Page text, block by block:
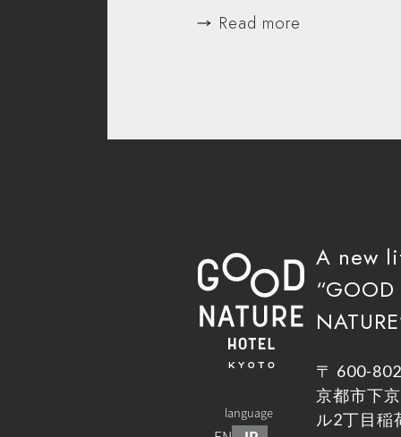
Read more
language
A new
“GOOD
〒 600-
京都市下
ル2丁目稲